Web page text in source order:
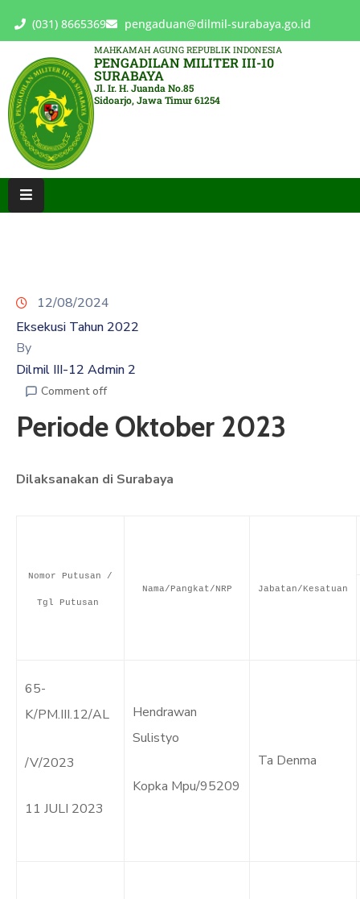
(031) 8665369 pengaduan@dilmil-surabaya.go.id
MAHKAMAH AGUNG REPUBLIK INDONESIA
PENGADILAN MILITER III-10
SURABAYA
Jl. Ir. H. Juanda No.85
Sidoarjo, Jawa Timur 61254
BERANDA
TENTANG
PENGADILAN
LAYANAN
HUKUM
LAYANAN
KINERJA
RB
ARTIKEL
GALERI
12/08/2024
Eksekusi Tahun 2022
By
Dilmil III-12 Admin 2
Comment off
Periode Oktober 2023
Dilaksanakan di Surabaya
Nomor Putusan /
Tgl Putusan
Nama/Pangkat/NRP Jabatan/Kesatuan
65-
K/PM.III.12/AL
/V/2023
11 JULI 2023
Hendrawan
Sulistyo
Kopka Mpu/95209
Ta Denma